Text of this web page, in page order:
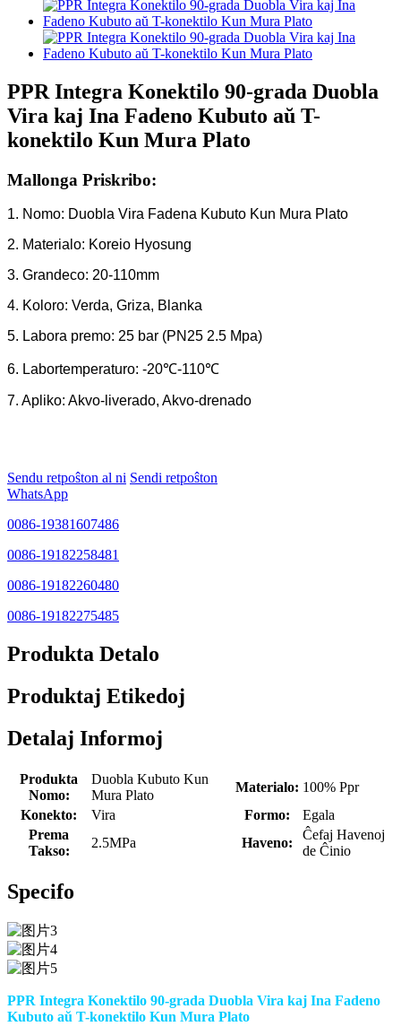
PPR Integra Konektilo 90-grada Duobla
Vira kaj Ina Fadeno Kubuto aŭ T-
konektilo Kun Mura Plato
Mallonga Priskribo:
1. Nomo: Duobla Vira Fadena Kubuto Kun Mura Plato
2. Materialo: Koreio Hyosung
3. Grandeco: 20-110mm
4. Koloro: Verda, Griza, Blanka
5. Labora premo: 25 bar (PN25 2.5 Mpa)
6. Labortemperaturo: -20℃-110℃
7. Apliko: Akvo-liverado, Akvo-drenado
Sendu retpoŝton al ni Sendi retpoŝton
WhatsApp
0086-19381607486
0086-19182258481
0086-19182260480
0086-19182275485
Produkta Detalo
Produktaj Etikedoj
Detalaj Informoj
Produkta
Nomo:
Duobla Kubuto Kun
Mura Plato
Materialo: 100% Ppr
Konekto:
Vira Formo:
Egala
Prema
Takso:
2.5MPa Haveno:
Ĉefaj Havenoj
de Ĉinio
Specifo
PPR Integra Konektilo 90-grada Duobla Vira kaj Ina Fadeno
Kubuto aŭ T-konektilo Kun Mura Plato